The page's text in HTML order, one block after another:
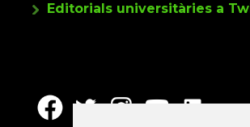
Editorials universitàries a